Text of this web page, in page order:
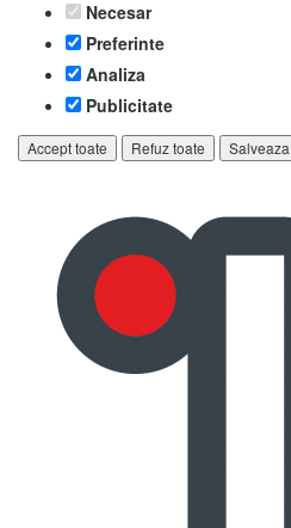
Necesar
Preferinte
Analiza
Publicitate
Accept toate Refuz toate